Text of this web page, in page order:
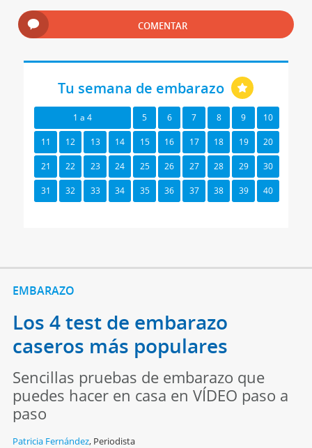
COMENTAR
Tu semana de embarazo
1 a 4 5 6 7 8 9 10
11 12 13 14 15 16 17 18 19 20
21 22 23 24 25 26 27 28 29 30
31 32 33 34 35 36 37 38 39 40
EMBARAZO
Los 4 test de embarazo
caseros más populares
Sencillas pruebas de embarazo que
puedes hacer en casa en VÍDEO paso a
paso
Patricia Fernández, Periodista